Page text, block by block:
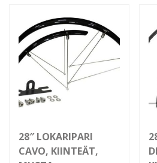
28″ LOKARIPARI
CAVO, KIINTEÄT,